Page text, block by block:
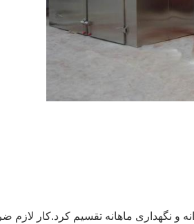
و نگهداری ماهانه تقسیم کرد.کار